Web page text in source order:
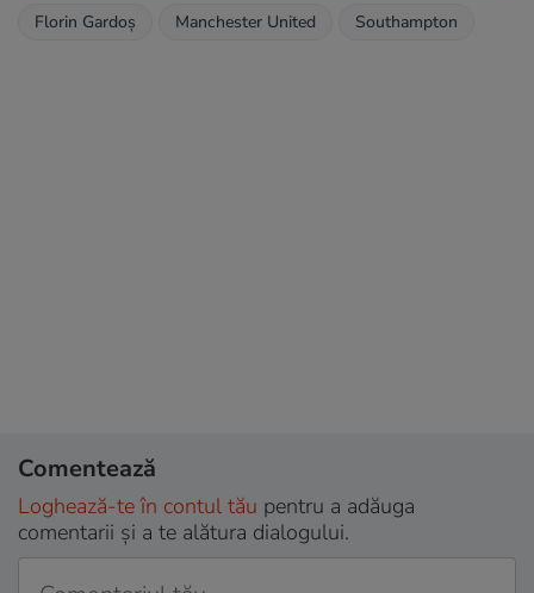
Florin Gardoş Manchester United Southampton
Comentează
Loghează-te în contul tău pentru a adăuga
comentarii și a te alătura dialogului.